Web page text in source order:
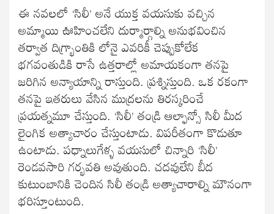
ఈ నవలలో ‘సిలీ’ అనే యుక్త వయసుకు వచ్చిన
అమ్మాయి ఊహించలేని దుర్మార్గాల్ని అనుభవించిన
తర్వాత దిగ్భ్రాంతికి లోనై ఎవరికీ చెప్పుకోలేక
భగవంతుడికి రాసే ఉత్తరాల్లో అమాయకంగా తనపై
జరిగిన అన్యాయాన్ని రాస్తుంది. ప్రశ్నిస్తుంది. ఒక రకంగా
తనపై ఇతరులు వేసిన ముద్రలను తిరస్కరించే
ప్రయత్నమూ చేస్తుంది. ‘సిలీ’ తండ్రి ఆల్ఫాన్సో సిలీ మీద
లైంగిక అత్యాచారం చేస్తుంటాడు. విపరీతంగా కొడుతూ
ఉంటాడు. పధ్నాలుగేళ్ళ వయసులో చిన్నారి ‘సిలీ’
రెండవసారి గర్భవతి అవుతుంది. చదవులేని బీద
కుటుంబానికి చెందిన సిలీ తండ్రి అత్యాచారాల్ని మౌనంగా
భరిస్తూంటుంది.